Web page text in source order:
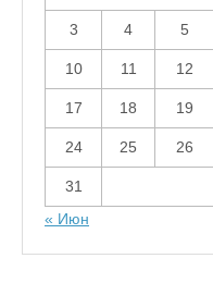
3 4 5
10 11 12
17 18 19
24 25 26
31
« Июн